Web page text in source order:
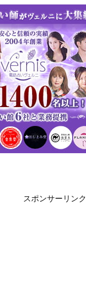
スポンサーリンク